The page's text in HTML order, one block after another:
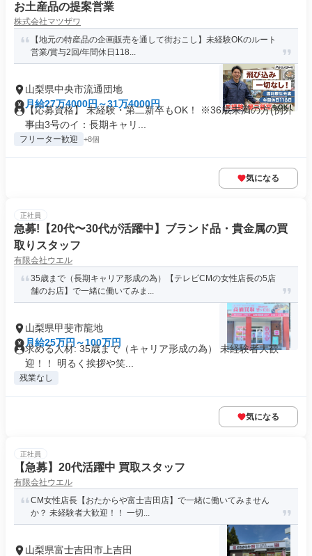
お土産品の提案営業
株式会社マツザワ
【地元の特産品の企画販売を通して街おこし】未経験OKのルート
営業/賞与2回/年間休日118...
山梨県中央市流通団地
月給27万4000円～31万4000円
【応募資格】 未経験・第二新卒もOK！ ※36歳未満の方(例外
事由3号のイ：長期キャリ...
フリーター歓迎 +8個
気になる
正社員
急募!【20代〜30代が活躍中】ブランド品・貴金属の買
取りスタッフ
有限会社ウエル
35歳まで（長期キャリア形成の為）【テレビCMの女性店長の5店
舗のお店】で一緒に働いてみま...
山梨県甲斐市龍地
月給25万円～100万円
求める人材: 35歳まで（キャリア形成の為） 未経験者大歓
迎！！ 明るく挨拶や笑...
残業なし
気になる
正社員
【急募】20代活躍中 買取スタッフ
有限会社ウエル
CM女性店長【おたからや富士吉田店】で一緒に働いてみません
か？ 未経験者大歓迎！！ 一切...
山梨県富士吉田市上吉田